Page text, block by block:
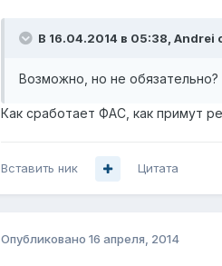
В 16.04.2014 в 05:38, Andrei
Возможно, но не обязательно?
Как сработает ФАС, как примут
Вставить ник Цитата
Опубликовано 16 апреля, 2014